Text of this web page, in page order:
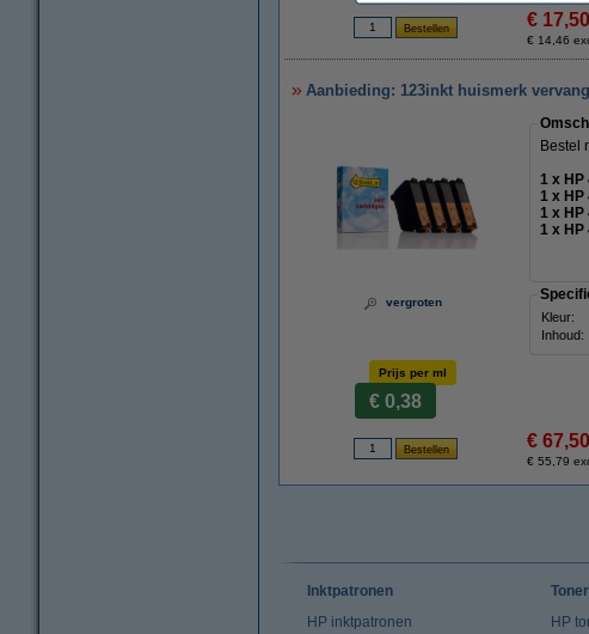
€ 17,50
€ 14,46
Aanbieding: 123inkt huismerk
vergroten
Bestel
1 x HP
1 x HP
1 x HP
1 x HP
Kleur:
Inhoud:
Prijs per ml
€ 0,38
€ 67,50
€ 55,79
Inktpatronen
HP inktpatronen
HP